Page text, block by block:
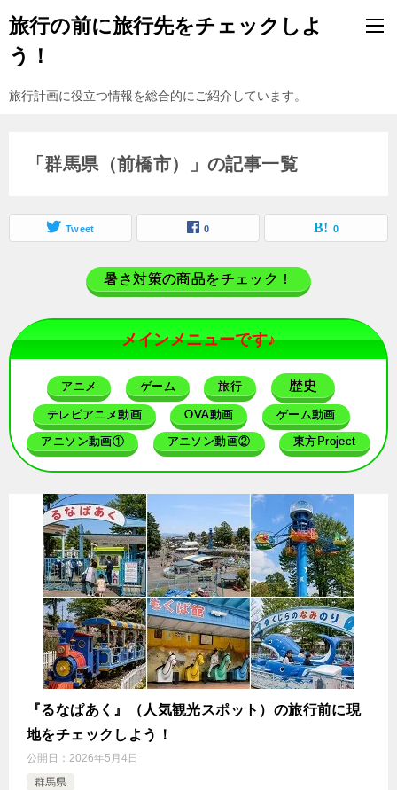
旅行の前に旅行先をチェックしよ
う！
旅行計画に役立つ情報を総合的にご紹介しています。
「群馬県（前橋市）」の記事一覧
Tweet 0 0
暑さ対策の商品をチェック！
メインメニューです♪
アニメ ゲーム 旅行 歴史
テレビアニメ動画 OVA動画 ゲーム動画
アニソン動画① アニソン動画② 東方Project
『るなぱあく』（人気観光スポット）の旅行前に現
地をチェックしよう！
公開日： 2026年5月4日
群馬県